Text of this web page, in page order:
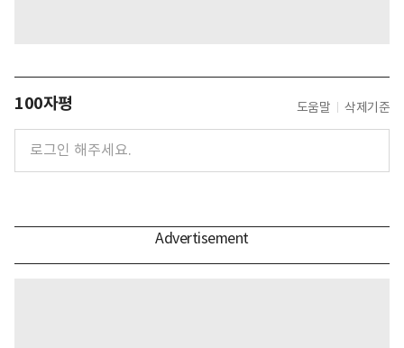
100자평 도움말 삭제기준